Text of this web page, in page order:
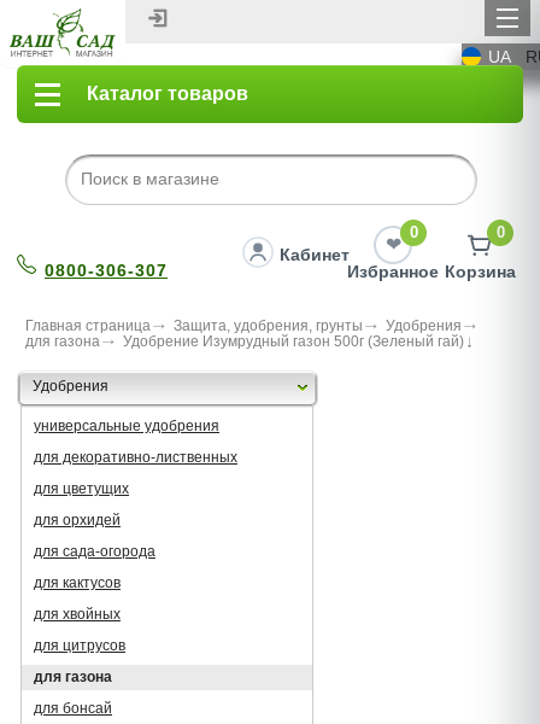
UA
Каталог товаров
0800-306-307
Кабинет
0
Избранное
0
Корзина
Главная страница Защита, удобрения, грунты
Удобрения
для газона
Удобрение Изумрудный газон 500г (Зеленый гай)
Удобрения
универсальные удобрения
для декоративно-лиственных
для цветущих
для орхидей
для сада-огорода
для кактусов
для хвойных
для цитрусов
для газона
для бонсай